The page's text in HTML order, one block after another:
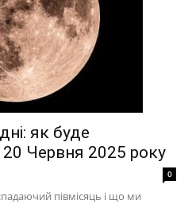
як буде
Червня 2025 року
0
півмісяць і що ми